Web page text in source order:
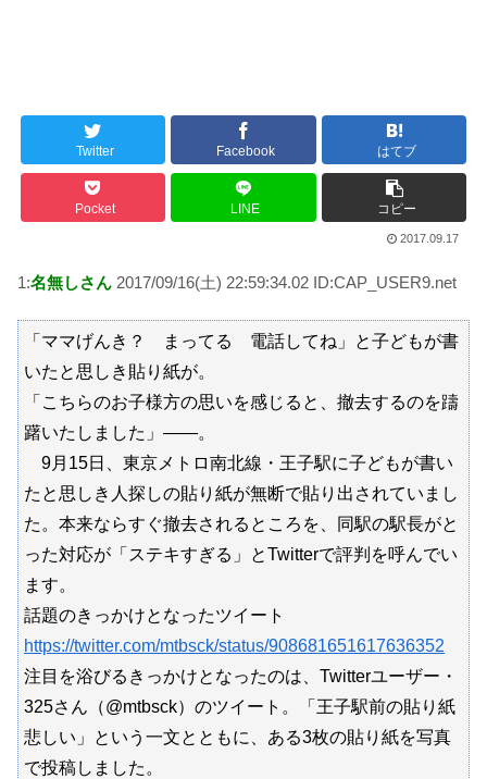
Twitter Facebook はてブ
Pocket LINE コピー
2017.09.17
1:名無しさん 2017/09/16(土) 22:59:34.02 ID:CAP_USER9.net
「ママげんき？ まってる 電話してね」と子どもが書
いたと思しき貼り紙が。
「こちらのお子様方の思いを感じると、撤去するのを躊
躇いたしました」――。
9月15日、東京メトロ南北線・王子駅に子どもが書い
たと思しき人探しの貼り紙が無断で貼り出されていまし
た。本来ならすぐ撤去されるところを、同駅の駅長がと
った対応が「ステキすぎる」とTwitterで評判を呼んでい
ます。
話題のきっかけとなったツイート
https://twitter.com/mtbsck/status/908681651617636352
注目を浴びるきっかけとなったのは、Twitterユーザー・
325さん（@mtbsck）のツイート。「王子駅前の貼り紙
悲しい」という一文とともに、ある3枚の貼り紙を写真
で投稿しました。